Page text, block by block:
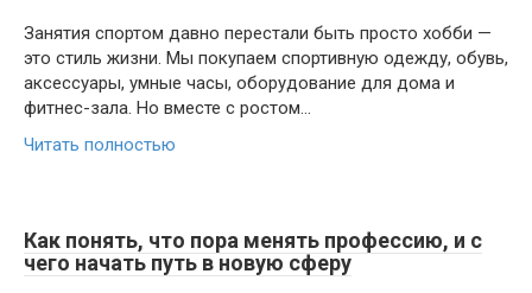
Занятия спортом давно перестали быть просто хобби —
это стиль жизни. Мы покупаем спортивную одежду, обувь,
аксессуары, умные часы, оборудование для дома и
фитнес-зала. Но вместе с ростом…
Читать полностью
Как понять, что пора менять профессию, и с
чего начать путь в новую сферу